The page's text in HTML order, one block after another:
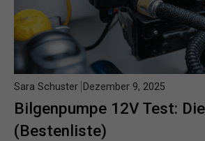
Bilgenpumpe 12V Test:
(Bestenliste)
Sara Schuster Dezember 9, 2025